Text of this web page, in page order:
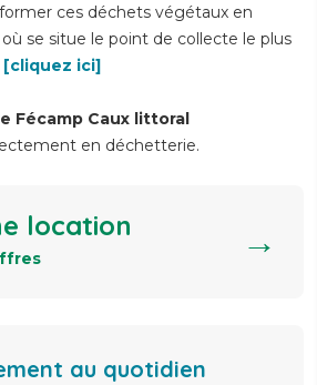
ces déchets végétaux en
se situe le point de collecte le plus
[cliquez ici]
Fécamp Caux littoral
en déchetterie.
location →
au quotidien